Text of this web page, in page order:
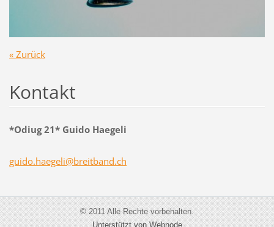
« Zurück
Kontakt
*Odiug 21* Guido Haegeli
guido.haegeli@breitband.ch
© 2011 Alle Rechte vorbehalten.
Unterstützt von Webnode